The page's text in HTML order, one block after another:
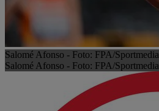
Salomé Afonso - Foto: FPA/Sportmedia
Salomé Afonso - Foto: FPA/Sportmedia